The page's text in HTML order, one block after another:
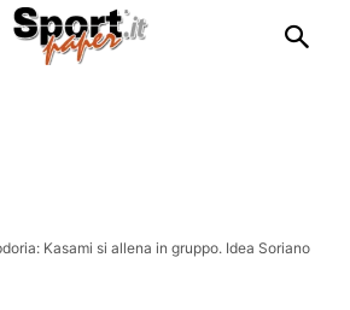
Kasami si allena in gruppo. Idea Soriano